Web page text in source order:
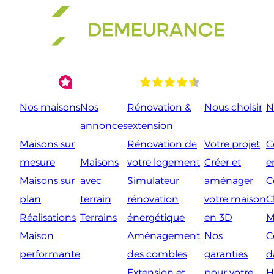
Nos maisons
Maisons sur
mesure
Maisons sur
plan
Réalisations
Maison
performante
Nos
annonces
Maisons
avec
terrain
Terrains
Rénovation &
extension
Rénovation de
votre logement
Simulateur
rénovation
énergétique
Aménagement
des combles
Nous choisir
Votre projet
Créer et
aménager
votre maison
en 3D
Nos
garanties